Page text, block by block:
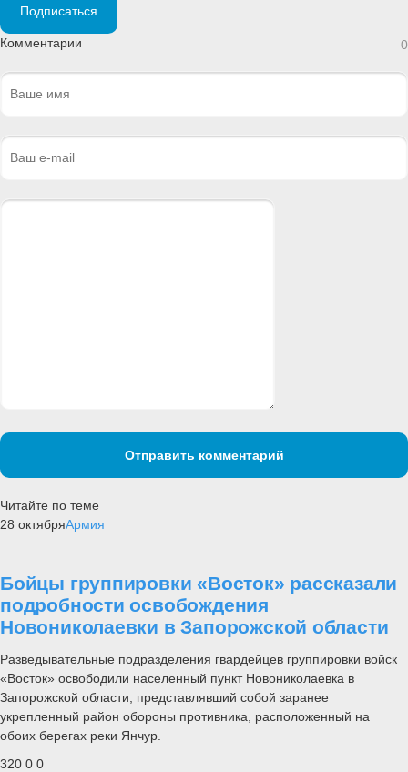
Подписаться
Комментарии 0
Отправить комментарий
Читайте по теме
28 октябряАрмия
Бойцы группировки «Восток» рассказали
подробности освобождения
Новониколаевки в Запорожской области
Разведывательные подразделения гвардейцев группировки войск
«Восток» освободили населенный пункт Новониколаевка в
Запорожской области, представлявший собой заранее
укрепленный район обороны противника, расположенный на
обоих берегах реки Янчур.
320 0 0